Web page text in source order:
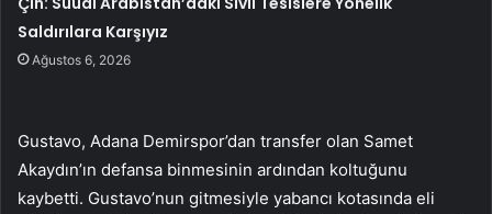
Saldırılara Karşıyız
Ağustos 6, 2026
Gustavo, Adana Demirspor’dan transfer olan Samet
Akaydın’ın defansa binmesinin ardından koltuğunu
kaybetti. Gustavo’nun gitmesiyle yabancı kotasında eli